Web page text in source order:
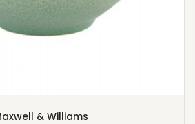
& Williams